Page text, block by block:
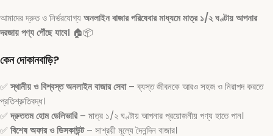
আমাদের দ্রুত ও নির্ভরযোগ্যঅনলাইন বাজার পরিষেবার মাধ্যমে মাত্র ১/২ ঘণ্টায় আপনার
দরজায় পণ্য পৌঁছে যাবে। 🏠📦
কেন দোকানবাড়ি?
✅স্থানীয় ও বিশ্বস্ত অনলাইন বাজার সেবা– ব্যস্ত জীবনকে আরও সহজ ও নিরাপদ করতে
প্রতিশ্রুতিবদ্ধ।
✅দ্রুততম হোম ডেলিভারি– মাত্র ১/২ ঘণ্টায় আপনার প্রয়োজনীয় পণ্য হাতে পান।
✅ বিশেষ অফার ও ডিসকাউন্ট– সাশ্রয়ী মূল্যে দৈনন্দিন বাজার।